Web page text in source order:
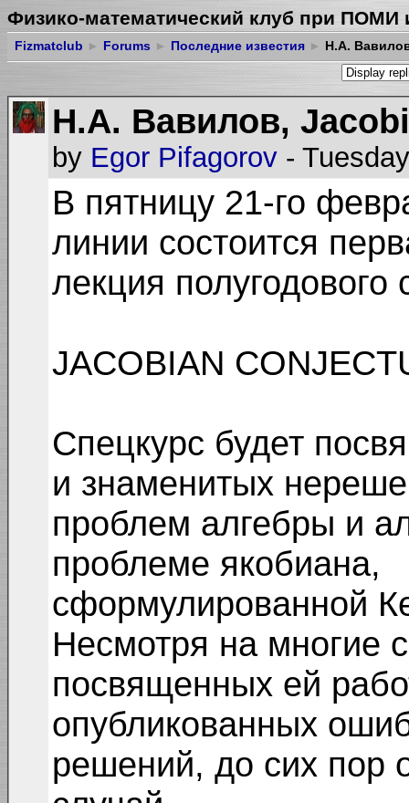
Физико-математический клуб при ПОМИ
Fizmatclub ► Forums ► Последние известия ► Н.А.
Н.А. Вавилов,
by Egor Pifagorov -
В пятницу 21-го
линии состоится
лекция
JACOBIAN
Спецкурс будет
и знаменитых
проблем алгебры и
проблеме якобиана,
сформулированной
Несмотря на многие
посвященных ей
опубликованных
решений, до сих пор